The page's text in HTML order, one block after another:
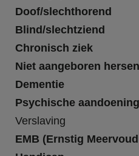
Doof/slechthorend
Blind/slechtziend
Chronisch ziek
Niet aangeboren
Dementie
Psychische aandoening
Verslaving
EMB (Ernstig